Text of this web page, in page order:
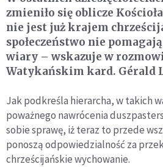
zmieniło się oblicze
nie jest już krajem
społeczeństwo nie
wiary – wskazuje w
Watykańskim kard. Gérald
Jak podkreśla hierarcha, w takich
poważnego nawrócenia
sobie sprawę, iż teraz to przede
ponoszą odpowiedzialność za
chrześcijańskie wychowanie.